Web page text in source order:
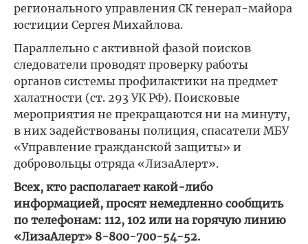
регионального управления СК генерал-майора
юстиции Сергея Михайлова.
Параллельно с активной фазой поисков
следователи проводят проверку работы
органов системы профилактики на предмет
халатности (ст. 293 УК РФ). Поисковые
мероприятия не прекращаются ни на минуту,
в них задействованы полиция, спасатели МБУ
«Управление гражданской защиты» и
добровольцы отряда «ЛизаАлерт».
Всех, кто располагает какой-либо
информацией, просят немедленно сообщить
по телефонам: 112, 102 или на горячую линию
«ЛизаАлерт» 8-800-700-54-52.